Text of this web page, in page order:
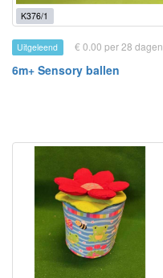
K376/1
Uitgeleend € 0.00 per 28 dagen
6m+ Sensory ballen